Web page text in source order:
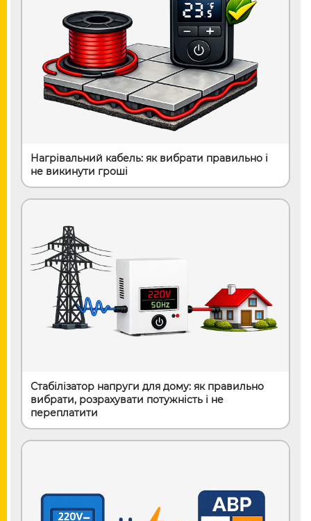
Нагрівальний кабель: як вибрати правильно і
не викинути гроші
Стабілізатор напруги для дому: як правильно
вибрати, розрахувати потужність і не
переплатити